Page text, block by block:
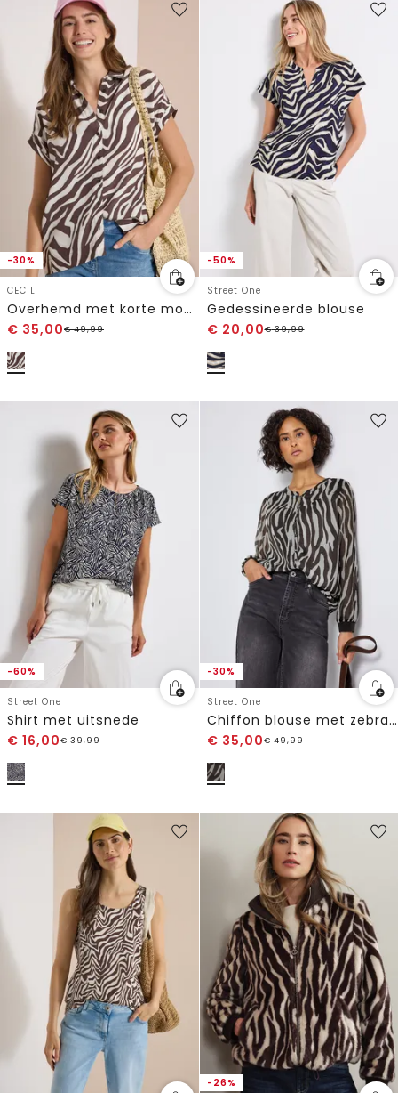
-30%
CECIL
Overhemd met korte mouwen en zebraprint
€ 35,00€49,99
-50%
Street One
Gedessineerde blouse
€ 20,00€39,99
-60%
Street One
Shirt met uitsnede
€ 16,00€39,99
-30%
Street One
Chiffon blouse met zebraprint
€ 35,00€49,99
-26%